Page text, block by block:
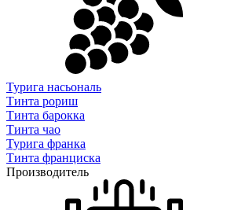
Турига насьональ
Тинта рориш
Тинта барокка
Тинта чао
Турига франка
Тинта франциска
Производитель